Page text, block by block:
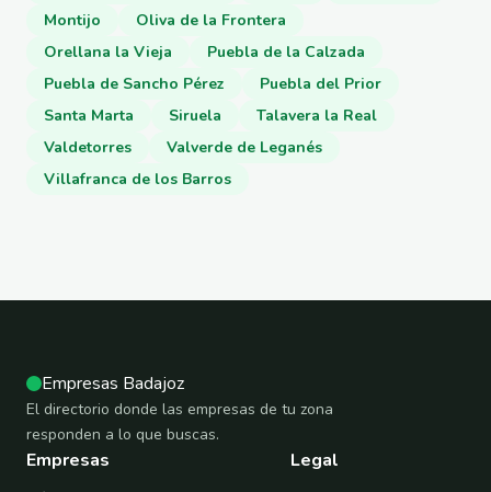
Montijo
Oliva de la Frontera
Orellana la Vieja
Puebla de la Calzada
Puebla de Sancho Pérez
Puebla del Prior
Santa Marta
Siruela
Talavera la Real
Valdetorres
Valverde de Leganés
Villafranca de los Barros
Empresas Badajoz
El directorio donde las empresas de tu zona
responden a lo que buscas.
Empresas
Legal